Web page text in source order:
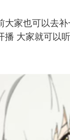
大家也可以去
播 大家就可以